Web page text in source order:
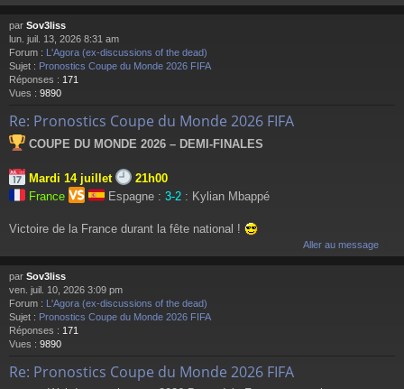
par Sov3liss
lun. juil. 13, 2026 8:31 am
Forum : L'Agora (ex-discussions of the dead)
Sujet : Pronostics Coupe du Monde 2026 FIFA
Réponses : 171
Vues : 9890
Re: Pronostics Coupe du Monde 2026 FIFA
COUPE DU MONDE 2026 – DEMI-FINALES
Mardi 14 juillet
21h00
France
Espagne : 3-2 : Kylian Mbappé
Victoire de la France durant la fête national !
Aller au message
par Sov3liss
ven. juil. 10, 2026 3:09 pm
Forum : L'Agora (ex-discussions of the dead)
Sujet : Pronostics Coupe du Monde 2026 FIFA
Réponses : 171
Vues : 9890
Re: Pronostics Coupe du Monde 2026 FIFA